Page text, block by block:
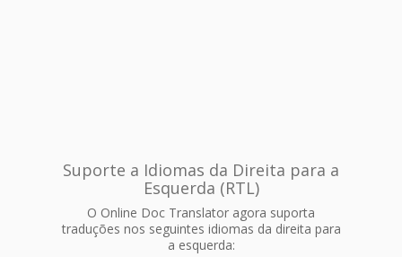
Suporte a Idiomas da Direita para a
Esquerda (RTL)
O Online Doc Translator agora suporta
traduções nos seguintes idiomas da direita para
a esquerda: